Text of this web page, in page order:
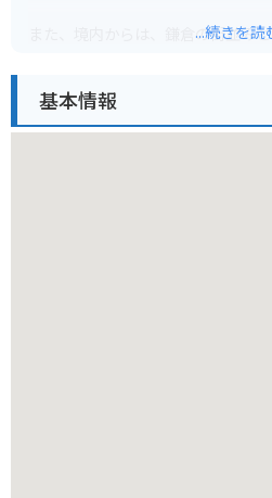
また、境内からは、鎌倉の街並み
バイクで行く場合は、神社の近く
...続きを読
基本情報